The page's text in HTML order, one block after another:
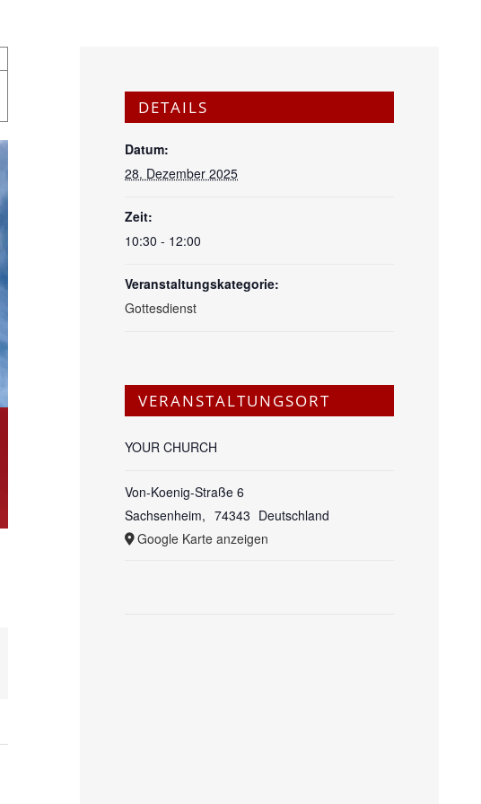
DETAILS
Datum:
28. Dezember 2025
Zeit:
10:30 - 12:00
Veranstaltungskategorie:
Gottesdienst
VERANSTALTUNGSORT
YOUR CHURCH
Von-Koenig-Straße 6
Sachsenheim, 74343 Deutschland
Google Karte anzeigen